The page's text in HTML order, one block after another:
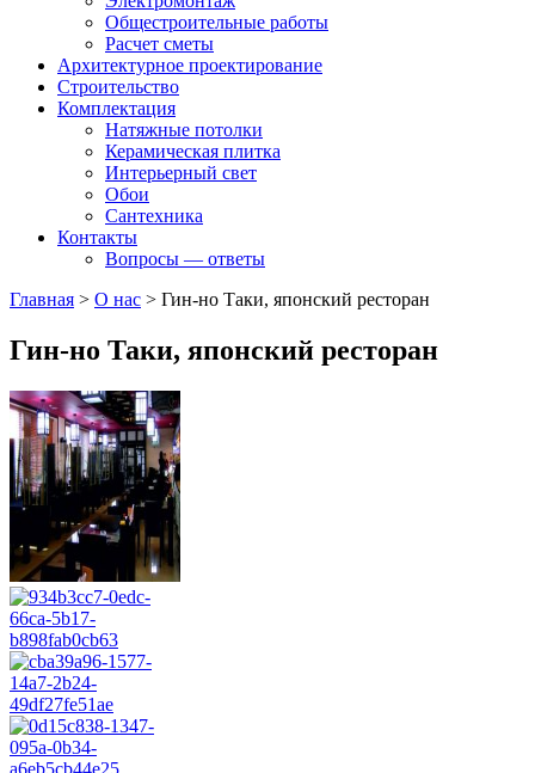
Общестроительные работы
Расчет сметы
Архитектурное проектирование
Строительство
Комплектация
Натяжные потолки
Керамическая плитка
Интерьерный свет
Обои
Сантехника
Контакты
Вопросы — ответы
Главная > О нас > Гин-но Таки, японский ресторан
Гин-но Таки, японский ресторан